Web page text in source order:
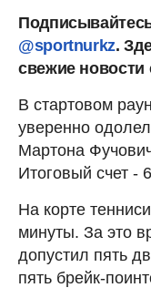
@sportnurkz.
свежие новости
В стартовом
уверенно
Мартона
Итоговый счет -
На корте
минуты. За это
допустил пять
пять брейк-